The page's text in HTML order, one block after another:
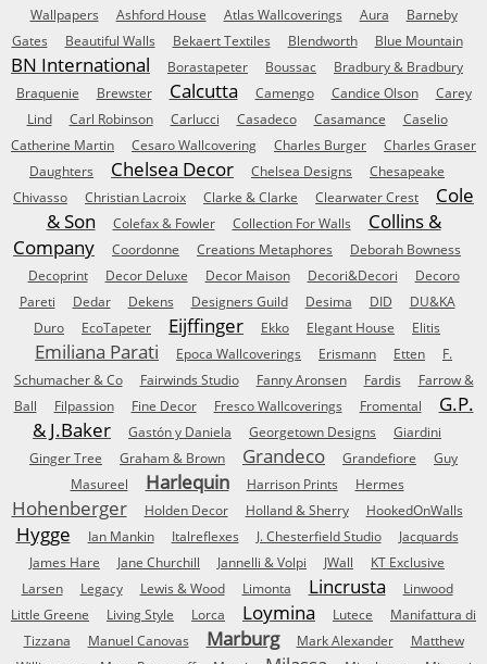
Wallpapers
Ashford House Atlas Wallcoverings Aura
Barneby
Gates
Beautiful Walls Bekaert Textiles Blendworth Blue Mountain
BN International Borastapeter Boussac
Bradbury & Bradbury
Braquenie
Brewster Calcutta Camengo Candice Olson
Carey
Lind
Carl Robinson Carlucci Casadeco Casamance
Caselio
Catherine Martin
Cesaro Wallcovering Charles Burger
Charles Graser
Daughters
Chelsea Decor Chelsea Designs
Chesapeake
Chivasso
Christian Lacroix Clarke & Clarke Clearwater Crest
Cole
& Son
Colefax & Fowler Collection For Walls
Collins &
Company
Coordonne Creations Metaphores
Deborah Bowness
Decoprint
Decor Deluxe Decor Maison Decori&Decori
Decoro
Pareti
Dedar Dekens Designers Guild Desima DID
DU&KA
Duro
EcoTapeter Eijffinger Ekko Elegant House Elitis
Emiliana Parati Epoca Wallcoverings Erismann Etten
F.
Schumacher & Co
Fairwinds Studio Fanny Aronsen Fardis
Farrow &
Ball
Filpassion Fine Decor Fresco Wallcoverings Fromental
G.P.
& J.Baker
Gastón y Daniela Georgetown Designs
Giardini
Ginger Tree
Graham & Brown Grandeco Grandefiore
Guy
Masureel
Harlequin Harrison Prints Hermes
Hohenberger Holden Decor Holland & Sherry HookedOnWalls
Hygge Ian Mankin Italreflexes J. Chesterfield Studio
Jacquards
James Hare
Jane Churchill Jannelli & Volpi JWall
KT Exclusive
Larsen
Legacy Lewis & Wood Limonta Lincrusta
Linwood
Little Greene
Living Style Lorca Loymina Lutece
Manifattura di
Tizzana
Manuel Canovas Marburg Mark Alexander
Matthew